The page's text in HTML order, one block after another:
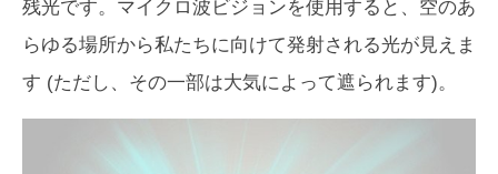
残光です。マイクロ波ビジョンを使用すると、空のあ
らゆる場所から私たちに向けて発射される光が見えま
す (ただし、その一部は大気によって遮られます)。